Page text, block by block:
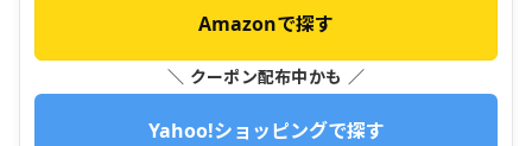
Amazonで探す
＼ クーポン配布中かも ／
Yahoo!ショッピングで探す